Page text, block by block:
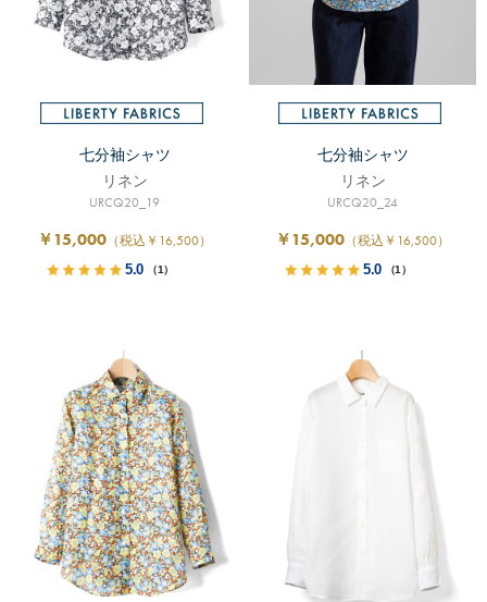
七分袖シャツ
リネン
URCQ20_19
￥15,000 （税込￥16,500）
5.0 （1）
七分袖シャツ
リネン
URCQ20_24
￥15,000 （税込￥16,500）
5.0 （1）